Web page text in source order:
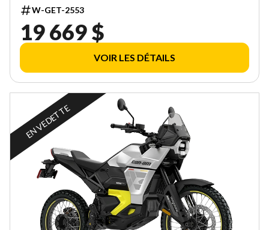
W-GET-2553
19 669 $
VOIR LES DÉTAILS
EN VEDETTE